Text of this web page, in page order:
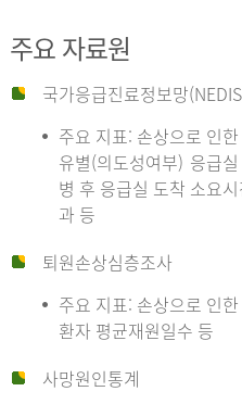
주요 자료원
국가응급진료정보망
주요 지표: 손상으로 인
유별(의도성여부) 응급
병 후 응급실 도착 소요
과 등
퇴원손상심층조사
주요 지표: 손상으로 인
환자 평균재원일수 등
사망원인통계